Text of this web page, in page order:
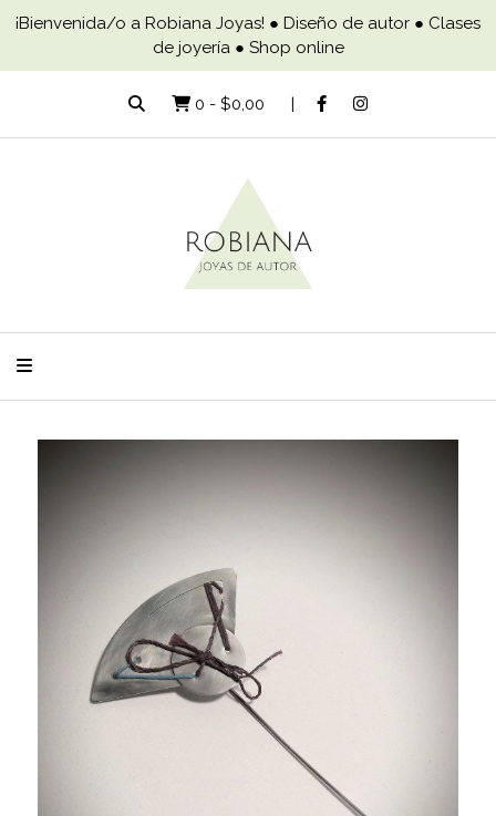
¡Bienvenida/o a Robiana Joyas! ● Diseño de autor ● Clases
de joyería ● Shop online
0 - $0,00